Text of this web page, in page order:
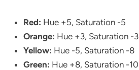
Red: Hue +5, Saturation -5
Orange: Hue +3, Saturation -3
Yellow: Hue -5, Saturation -8
Green: Hue +8, Saturation -10